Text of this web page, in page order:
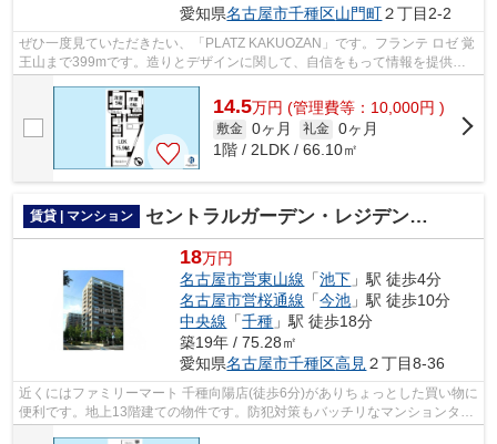
愛知県名古屋市千種区山門町２丁目2-2
ぜひ一度見ていただきたい、「PLATZ KAKUOZAN」です。フランテ ロゼ 覚
王山まで399mです。造りとデザインに関して、自信をもって情報を提供で
きるマンションです。徒歩4分の位置に駅が...
14.5万円 (管理費等：10,000円 )
敷金 0ヶ月 礼金 0ヶ月
1階 / 2LDK / 66.10㎡
賃貸 | マンション セントラルガーデン・レジデンスA棟
18万円
名古屋市営東山線 「池下 」駅 徒歩4分
名古屋市営桜通線 「今池 」駅 徒歩10分
中央線 「千種 」駅 徒歩18分
築19年 / 75.28㎡
愛知県名古屋市千種区高見２丁目8-36
近くにはファミリーマート 千種向陽店(徒歩6分)がありちょっとした買い物に
便利です。地上13階建ての物件です。防犯対策もバッチリなマンションタイ